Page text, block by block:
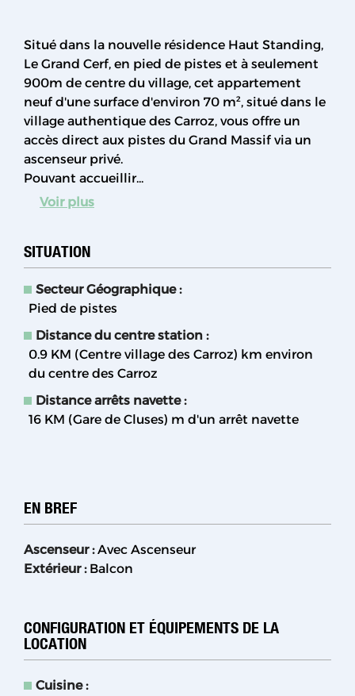
Situé dans la nouvelle résidence Haut Standing,
Le Grand Cerf, en pied de pistes et à seulement
900m de centre du village, cet appartement
neuf d'une surface d'environ 70 m², situé dans le
village authentique des Carroz, vous offre un
accès direct aux pistes du Grand Massif via un
ascenseur privé.
Pouvant accueillir...
Voir plus
SITUATION
Secteur Géographique :
Pied de pistes
Distance du centre station :
0.9 KM (Centre village des Carroz) km environ
du centre des Carroz
Distance arrêts navette :
16 KM (Gare de Cluses) m d'un arrêt navette
EN BREF
Ascenseur: Avec Ascenseur
Extérieur: Balcon
CONFIGURATION ET ÉQUIPEMENTS DE LA
LOCATION
Cuisine: